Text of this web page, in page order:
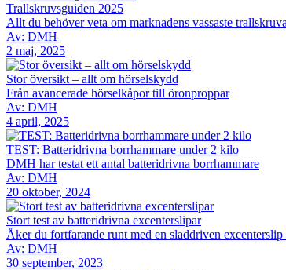
Trallskruvsguiden 2025
Allt du behöver veta om marknadens vassaste
Av: DMH
2 maj, 2025
Stor översikt – allt om hörselskydd
Från avancerade hörselkåpor till öronproppar
Av: DMH
4 april, 2025
TEST: Batteridrivna borrhammare under 2 kilo
DMH har testat ett antal batteridrivna borrhammare
Av: DMH
20 oktober, 2024
Stort test av batteridrivna excenterslipar
Åker du fortfarande runt med en sladdriven
Av: DMH
30 september, 2023